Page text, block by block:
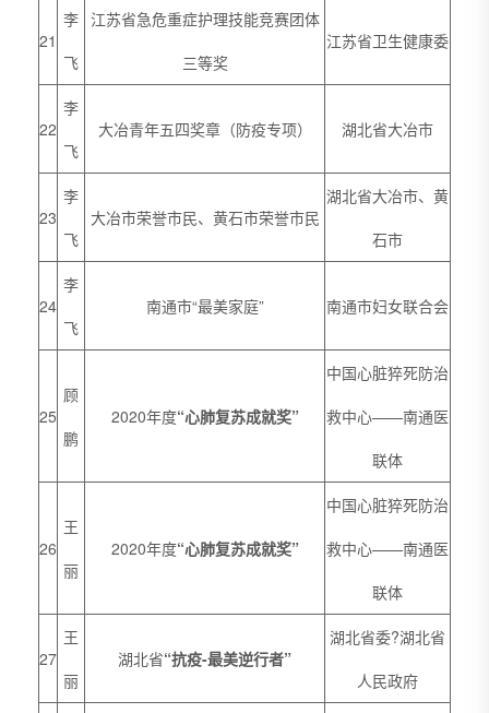
21
李
飞
江苏省急危重症护理技能竞赛团体
三等奖
江苏省卫生健康委
22
李
飞
大冶青年五四奖章（防疫专项） 湖北省大冶市
23
李
飞
大冶市荣誉市民、黄石市荣誉市民
湖北省大冶市、黄
石市
24
李
飞
南通市“最美家庭” 南通市妇女联合会
25
顾
鹏
2020年度“心肺复苏成就奖”
中国心脏猝死防治
救中心——南通医
联体
26
王
丽
2020年度“心肺复苏成就奖”
中国心脏猝死防治
救中心——南通医
联体
27
王
丽
湖北省“抗疫-最美逆行者”
湖北省委?湖北省
人民政府